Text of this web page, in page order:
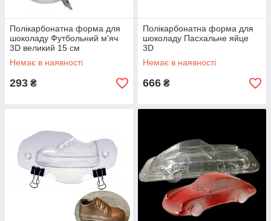
Полікарбонатна форма для
шоколаду Футбольний м'яч
3D великий 15 см
Немає в наявності
293 ₴
Полікарбонатна форма для
шоколаду Пасхальне яйце
3D
Немає в наявності
666 ₴